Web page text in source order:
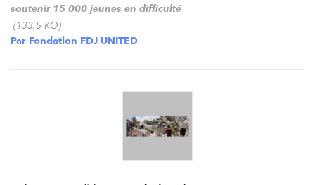
soutenir 15 000 jeunes en difficulté
(133.5 KO)
Par Fondation FDJ UNITED